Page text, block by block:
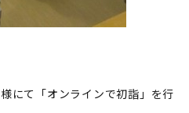
にて「オンラインで初詣」を行